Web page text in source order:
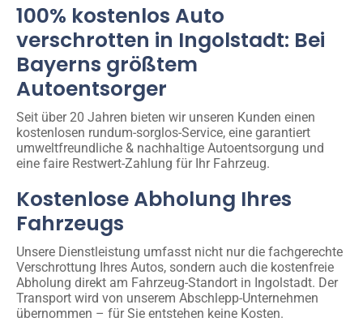
100% kostenlos Auto
verschrotten in Ingolstadt: Bei
Bayerns größtem
Autoentsorger
Seit über 20 Jahren bieten wir unseren Kunden einen
kostenlosen rundum-sorglos-Service, eine garantiert
umweltfreundliche & nachhaltige Autoentsorgung und
eine faire Restwert-Zahlung für Ihr Fahrzeug.
Kostenlose Abholung Ihres
Fahrzeugs
Unsere Dienstleistung umfasst nicht nur die fachgerechte
Verschrottung Ihres Autos, sondern auch die kostenfreie
Abholung direkt am Fahrzeug-Standort in Ingolstadt. Der
Transport wird von unserem Abschlepp-Unternehmen
übernommen – für Sie entstehen keine Kosten.